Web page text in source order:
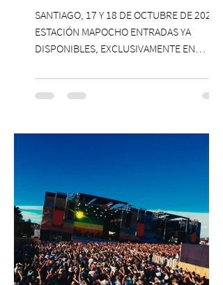
SANTIAGO, 17 Y 18 DE OCTUBRE DE 2026,
ESTACIÓN MAPOCHO ENTRADAS YA
DISPONIBLES, EXCLUSIVAMENTE EN
con una edición renovada que reunirá
yoga, bienestar y vida consciente, con la
Antonella Orsini, Yoga Woman y más
Centro Cultural Estación Mapocho, espacio
que albergará durante dos jornadas una
pro